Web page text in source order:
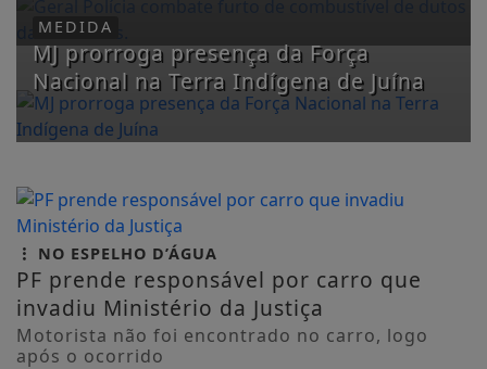
MEDIDA
MJ prorroga presença da Força
Nacional na Terra Indígena de Juína
NO ESPELHO D’ÁGUA
PF prende responsável por carro que
invadiu Ministério da Justiça
Motorista não foi encontrado no carro, logo
após o ocorrido